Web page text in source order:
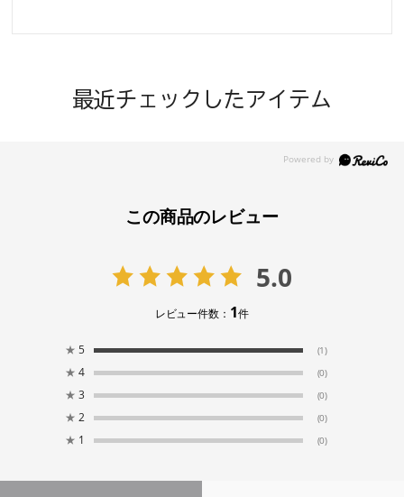
最近チェックしたアイテム
この商品のレビュー
5.0
レビュー件数： 1件
★ 5 (1)
★ 4 (0)
★ 3 (0)
★ 2 (0)
★ 1 (0)